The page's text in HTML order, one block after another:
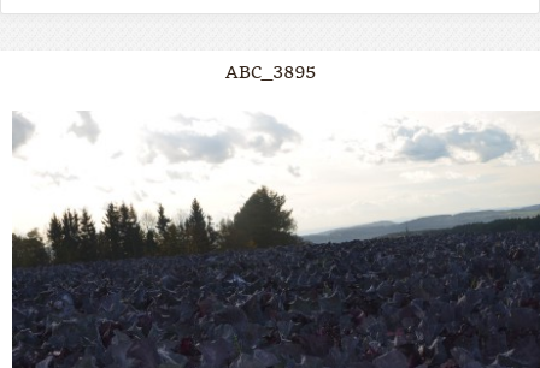
ABC_3895